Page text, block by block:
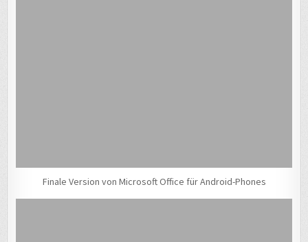
Finale Version von Microsoft Office für Android-Phones